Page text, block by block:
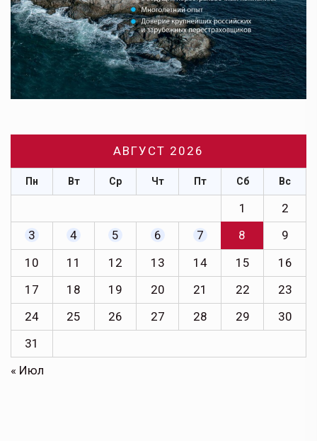
АВГУСТ 2026
Пн Вт Ср Чт Пт Сб Вс
1
2
3
4 5 6 7 8
9
10
11 12 13 14 15
16
17
18 19 20 21 22
23
24
25 26 27 28 29
30
31
« Июл